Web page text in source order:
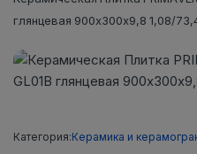
глянцевая 900х300х9,8 1,08/
Категория:Керамика и